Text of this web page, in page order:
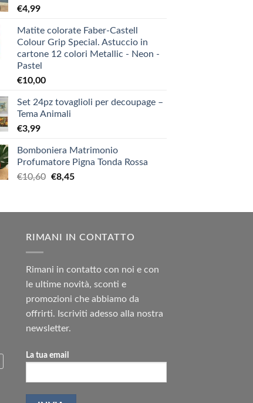
€4,99
Matite colorate Faber-Castell
Colour Grip Special. Astuccio in
cartone 12 colori Metallic - Neon -
Pastel
€10,00
Set 24pz tovaglioli per decoupage –
Tema Animali
€3,99
Bomboniera Matrimonio
Profumatore Pigna Tonda Rossa
€10,60 Il
era:
€8,45Il
è:
RIMANI IN CONTATTO
Rimani in contatto con noi e con
le ultime novità, sconti e
promozioni che abbiamo da
offrirti. Iscriviti adesso alla nostra
newsletter.
La tua email